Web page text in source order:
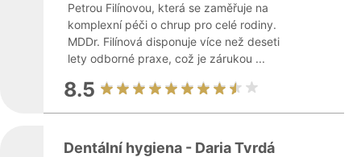
Petrou Filínovou, která se zaměřuje na
komplexní péči o chrup pro celé rodiny.
MDDr. Filínová disponuje více než deseti
lety odborné praxe, což je zárukou ...
8.5
Dentální hygiena - Daria Tvrdá